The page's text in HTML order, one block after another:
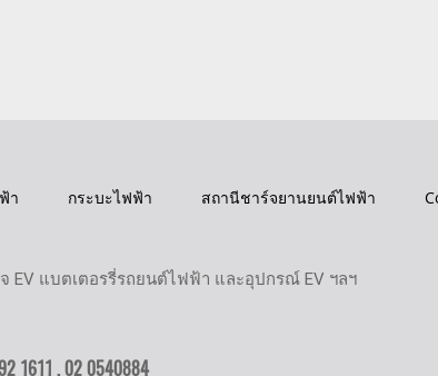
า กระบะไฟฟ้า สถานีชาร์จยานยนต์ไฟฟ้า
EV แบตเตอรรี่รถยนต์ไฟฟ้า และอุปกรณ์ EV ฯลฯ
1611 ,02 0540884